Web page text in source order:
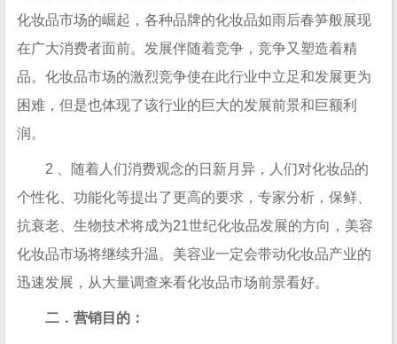
化妆品市场的崛起，各种品牌的化妆品如雨后春笋般展现
在广大消费者面前。发展伴随着竞争，竞争又塑造着精
品。化妆品市场的激烈竞争使在此行业中立足和发展更为
困难，但是也体现了该行业的巨大的发展前景和巨额利
润。
2 、随着人们消费观念的日新月异，人们对化妆品的
个性化、功能化等提出了更高的要求，专家分析，保鲜、
抗衰老、生物技术将成为21世纪化妆品发展的方向，美容
化妆品市场将继续升温。美容业一定会带动化妆品产业的
迅速发展，从大量调查来看化妆品市场前景看好。
二．营销目的：